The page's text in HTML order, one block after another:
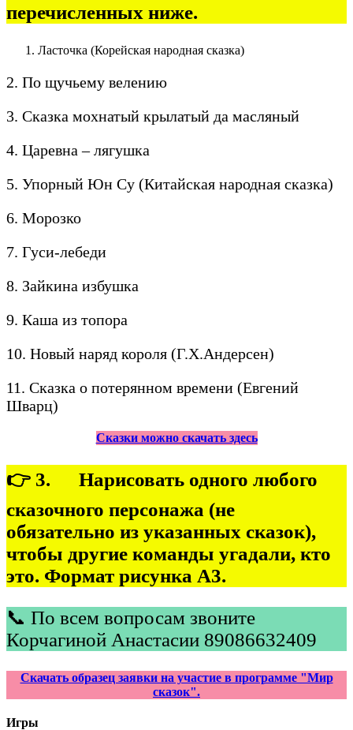
перечисленных ниже.
Ласточка (Корейская народная сказка)
2. По щучьему велению
3. Сказка мохнатый крылатый да масляный
4. Царевна – лягушка
5. Упорный Юн Су (Китайская народная сказка)
6. Морозко
7. Гуси-лебеди
8. Зайкина избушка
9. Каша из топора
10. Новый наряд короля (Г.Х.Андерсен)
11. Сказка о потерянном времени (Евгений
Шварц)
Сказки можно скачать здесь
👉 3. Нарисовать одного любого
сказочного персонажа (не
обязательно из указанных сказок),
чтобы другие команды угадали, кто
это. Формат рисунка А3.
📞 По всем вопросам звоните
Корчагиной Анастасии 89086632409
Скачать образец заявки на участие в программе "Мир
сказок".
Игры